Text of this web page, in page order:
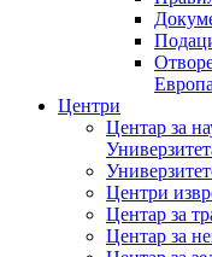
Европа
Центри
Центар за
Центри
Центар за
Центар за